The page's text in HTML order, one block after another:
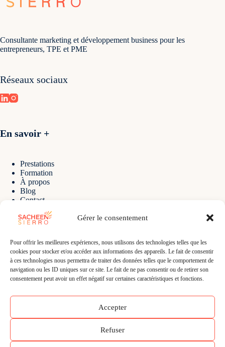
Gérer le consentement
Pour offrir les meilleures expériences, nous utilisons des technologies telles que les
cookies pour stocker et/ou accéder aux informations des appareils. Le fait de consentir
à ces technologies nous permettra de traiter des données telles que le comportement de
navigation ou les ID uniques sur ce site. Le fait de ne pas consentir ou de retirer son
consentement peut avoir un effet négatif sur certaines caractéristiques et fonctions.
Accepter
Refuser
Consultante marketing et développement business pour les
entrepreneurs, TPE et PME
Réseaux sociaux
En savoir +
Prestations
Formation
À propos
Blog
Contact
E-mail :
sacheen@sacheensierro.com
Téléphone :
Les Ateliers de La Côte
Rte de Pallatex 5
1163 Etoy - Vaud - Suisse
Tous droits réservés Sacheen Sierro 2020/2026 -